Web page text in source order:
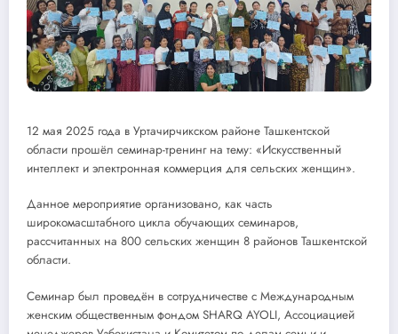
12 мая 2025 года в Уртачирчикском районе Ташкентской
области прошёл семинар-тренинг на тему: «Искусственный
интеллект и электронная коммерция для сельских женщин».
Данное мероприятие организовано, как часть
широкомасштабного цикла обучающих семинаров,
рассчитанных на 800 сельских женщин 8 районов Ташкентской
области.
Семинар был проведён в сотрудничестве с Международным
женским общественным фондом SHARQ AYOLI, Ассоциацией